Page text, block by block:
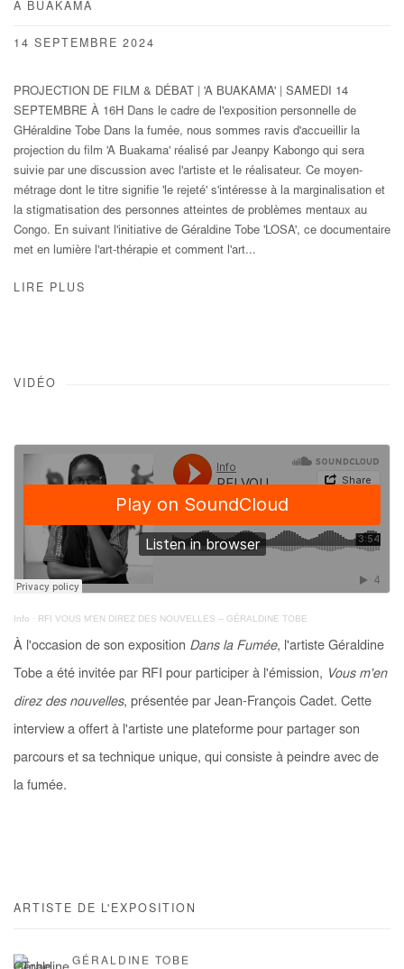
A BUAKAMA
14 SEPTEMBRE 2024
PROJECTION DE FILM & DÉBAT | 'A BUAKAMA' | SAMEDI 14
SEPTEMBRE À 16H Dans le cadre de l'exposition personnelle de
GHéraldine Tobe Dans la fumée, nous sommes ravis d'accueillir la
projection du film 'A Buakama' réalisé par Jeanpy Kabongo qui sera
suivie par une discussion avec l'artiste et le réalisateur. Ce moyen-
métrage dont le titre signifie 'le rejeté' s'intéresse à la marginalisation et
la stigmatisation des personnes atteintes de problèmes mentaux au
Congo. En suivant l'initiative de Géraldine Tobe 'LOSA', ce documentaire
met en lumière l'art-thérapie et comment l'art...
LIRE PLUS
VIDÉO
Info · RFI VOUS M'EN DIREZ DES NOUVELLES – GÉRALDINE TOBE
À l'occasion de son exposition Dans la Fumée, l'artiste Géraldine
Tobe a été invitée par RFI pour participer à l'émission, Vous m'en
direz des nouvelles, présentée par Jean-François Cadet. Cette
interview a offert à l'artiste une plateforme pour partager son
parcours et sa technique unique, qui consiste à peindre avec de
la fumée.
ARTISTE DE L'EXPOSITION
GÉRALDINE TOBE